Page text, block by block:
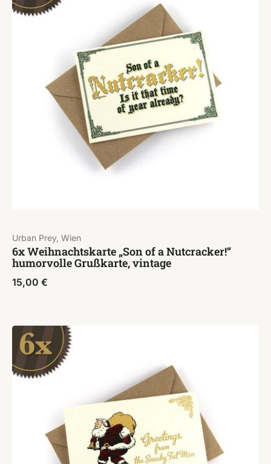
Urban Prey, Wien
6x Weihnachtskarte „Son of a Nutcracker!“
humorvolle Grußkarte, vintage
15,00 €